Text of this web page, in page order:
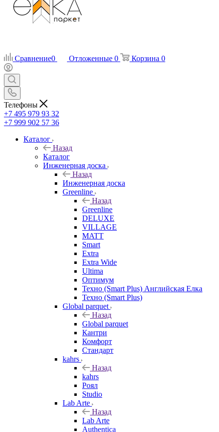
Сравнение0 Отложенные 0 Корзина 0
Телефоны
+7 495 979 93 32
+7 999 902 57 36
Каталог
Назад
Каталог
Инженерная доска
Назад
Инженерная доска
Greenline
Назад
Greenline
DELUXE
VILLAGE
MATT
Smart
Extra
Extra Wide
Ultima
Оптимум
Техно (Smart Plus) Английская Елка
Техно (Smart Plus)
Global parquet
Назад
Global parquet
Кантри
Комфорт
Стандарт
kahrs
Назад
kahrs
Роял
Studio
Lab Arte
Назад
Lab Arte
Authentica